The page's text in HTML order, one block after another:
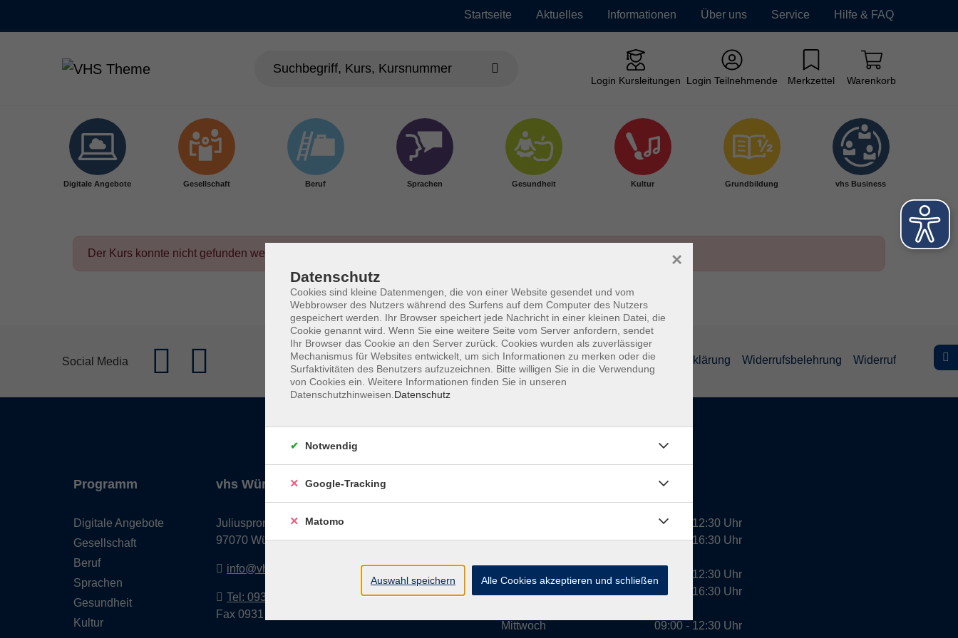
Startseite Aktuelles Informationen Über uns Service Hilfe & FAQ
Login Kursleitungen Login Teilnehmende Merkzettel Warenkorb
Digitale Angebote Gesellschaft Beruf Sprachen Gesundheit Kultur Grundbildung vhs Business
Der Kurs konnte nicht gefunden werden.
Social Media Impressum AGBs Datenschutzerklärung Barrierefreiheitserklärung Widerrufsbelehrung Widerruf
Programm
Digitale Angebote
Gesellschaft
Beruf
Sprachen
Gesundheit
Kultur
vhs Würzburg & Umgebung e. V.
Juliuspromenade 68
97070 Würzburg
info@vhs-wuerzburg.de
Tel: 0931 35593 0
Fax 0931 35593-20
Dienstag
Mittwoch
09:00 - 12:30 Uhr
13:00 - 16:30 Uhr
10:00 - 12:30 Uhr
13:00 - 16:30 Uhr
09:00 - 12:30 Uhr
Datenschutz
Cookies sind kleine Datenmengen, die von einer Website gesendet und vom
Webbrowser des Nutzers während des Surfens auf dem Computer des Nutzers
gespeichert werden. Ihr Browser speichert jede Nachricht in einer kleinen Datei, die
Cookie genannt wird. Wenn Sie eine weitere Seite vom Server anfordern, sendet
Ihr Browser das Cookie an den Server zurück. Cookies wurden als zuverlässiger
Mechanismus für Websites entwickelt, um sich Informationen zu merken oder die
Surfaktivitäten des Benutzers aufzuzeichnen. Bitte willigen Sie in die Verwendung
von Cookies ein. Weitere Informationen finden Sie in unseren
Datenschutzhinweisen. Datenschutz
×
Notwendig
Google-Tracking
Matomo
Auswahl speichern Alle Cookies akzeptieren und schließen